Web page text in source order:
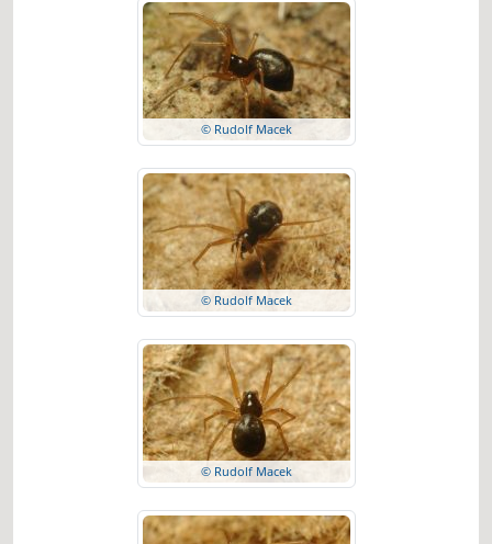
© Rudolf Macek
© Rudolf Macek
© Rudolf Macek